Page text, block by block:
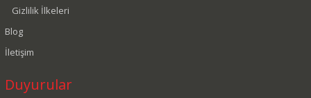
Gizlilik İlkeleri
Blog
İletişim
Duyurular